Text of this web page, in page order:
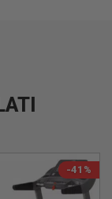
-41%